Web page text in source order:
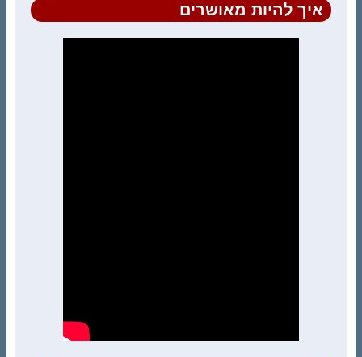
איך להיות מאושרים